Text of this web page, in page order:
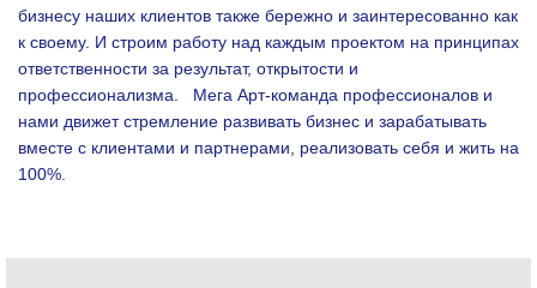
бизнесу наших клиентов также бережно и заинтересованно как
к своему. И строим работу над каждым проектом на принципах
ответственности за результат, открытости и
профессионализма. Мега Арт-команда профессионалов и
нами движет стремление развивать бизнес и зарабатывать
вместе с клиентами и партнерами, реализовать себя и жить на
100%.